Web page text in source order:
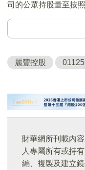
司的公眾持股量至按
麗豐控股
財華網所刊載內
人專屬所有或持
編、複製及建立鏡